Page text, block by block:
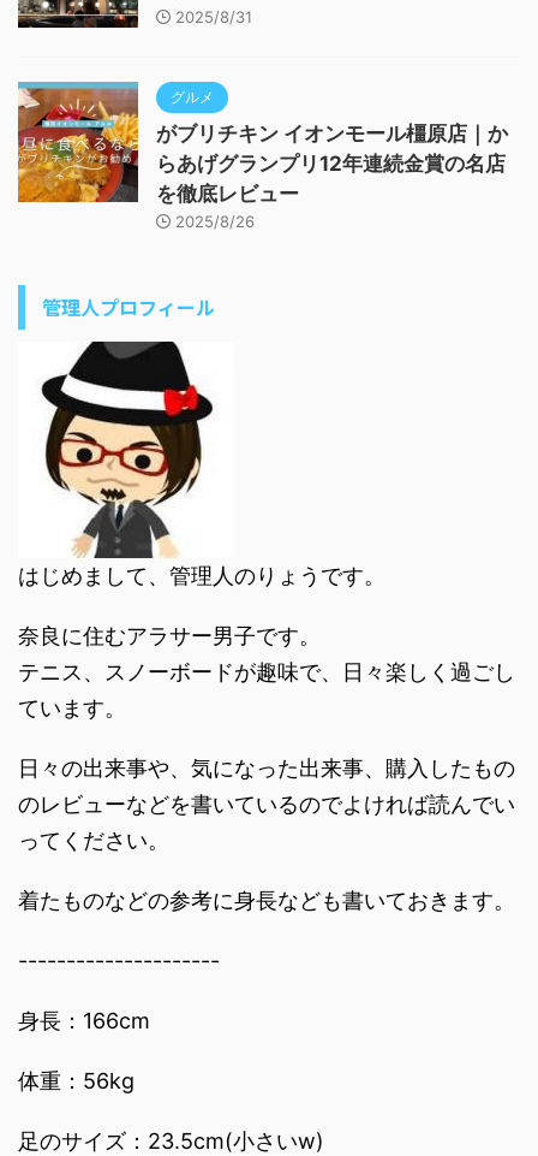
2025/8/31
グルメ
がブリチキン イオンモール橿原店｜か
らあげグランプリ12年連続金賞の名店
を徹底レビュー
2025/8/26
管理人プロフィール
はじめまして、管理人のりょうです。
奈良に住むアラサー男子です。
テニス、スノーボードが趣味で、日々楽しく過ごし
ています。
日々の出来事や、気になった出来事、購入したもの
のレビューなどを書いているのでよければ読んでい
ってください。
着たものなどの参考に身長なども書いておきます。
---------------------
身長：166cm
体重：56kg
足のサイズ：23.5cm(小さいw)